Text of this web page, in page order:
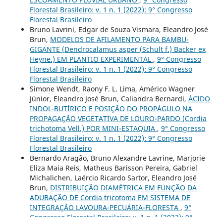
Florestal Brasileiro: v. 1 n. 1 (2022): 9° Congresso
Florestal Brasileiro
Bruno Lavrini, Edgar de Souza Vismara, Eleandro José
Brun, MODELOS DE AFILAMENTO PARA BAMBU-
GIGANTE (Dendrocalamus asper (Schult f.) Backer ex
Heyne.) EM PLANTIO EXPERIMENTAL , 9° Congresso
Florestal Brasileiro: v. 1 n. 1 (2022): 9° Congresso
Florestal Brasileiro
Simone Wendt, Raony F. L. Lima, Américo Wagner
Júnior, Eleandro José Brun, Caliandra Bernardi, ÁCIDO
INDOL-BUTÍRICO E POSIÇÃO DO PROPÁGULO NA
PROPAGAÇÃO VEGETATIVA DE LOURO-PARDO (Cordia
trichotoma Vell.) POR MINI-ESTAQUIA , 9° Congresso
Florestal Brasileiro: v. 1 n. 1 (2022): 9° Congresso
Florestal Brasileiro
Bernardo Aragão, Bruno Alexandre Lavrine, Marjorie
Eliza Maia Reis, Matheus Barisson Pereira, Gabriel
Michalichen, Laércio Ricardo Sartor, Eleandro José
Brun, DISTRIBUIÇÃO DIAMÉTRICA EM FUNÇÃO DA
ADUBAÇÃO DE Cordia tricotoma EM SISTEMA DE
INTEGRAÇÃO LAVOURA-PECUÁRIA-FLORESTA , 9°